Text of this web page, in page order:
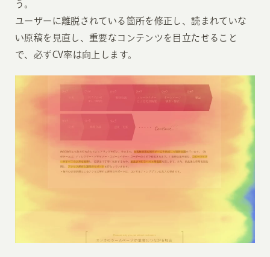
う。
ユーザーに離脱されている箇所を修正し、読まれていな
い原稿を見直し、重要なコンテンツを目立たせること
で、必ずCV率は向上します。